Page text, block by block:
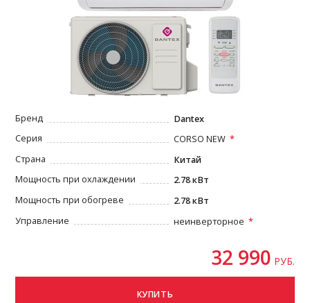
Бренд
Dantex
Серия
CORSO NEW
Страна
Китай
Мощность при охлаждении
2.78 кВт
Мощность при обогреве
2.78 кВт
Управление
неинверторное
32 990 РУБ.
КУПИТЬ